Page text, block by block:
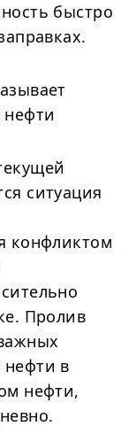
быстро
ситуация
конфликтом
Пролив
в
нефти,